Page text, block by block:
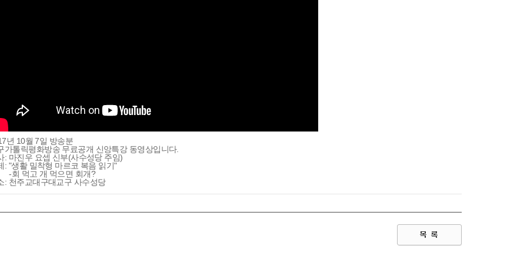
년 10월 7일 방송분
가톨릭평화방송 무료공개 신앙특강 동영상입니다.
: 마진우 요셉 신부(사수성당 주임)
: "생활 밀착형 마르코 복음 읽기"
먹고 개 먹으면 회개?
: 천주교대구대교구 사수성당